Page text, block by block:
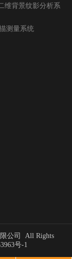
维背景纹影分析系
测量系统
公司 All Rights
号-1